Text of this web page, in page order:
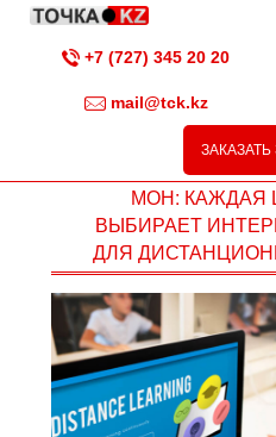
+7 (727) 345 20 20
mail@tck.kz
МОН: КАЖДАЯ
ВЫБИРАЕТ
ДЛЯ